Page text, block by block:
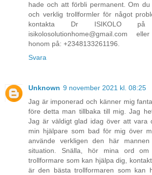
hade och att förbli permanent. Om
och verklig trollformler för något
kontakta Dr ISIKOLO på
isikolosolutionhome@gmail.com
honom på: +2348133261196.
Svara
Unknown 9 november 2021 kl. 08:25
Jag är imponerad och känner mig
före detta man tillbaka till mig. Jag
Jag är väldigt glad idag över att vara
min hjälpare som bad för mig över
använde verkligen den här
situation. Snälla, hör mina ord
trollformare som kan hjälpa dig,
är den bästa trollformaren som kan